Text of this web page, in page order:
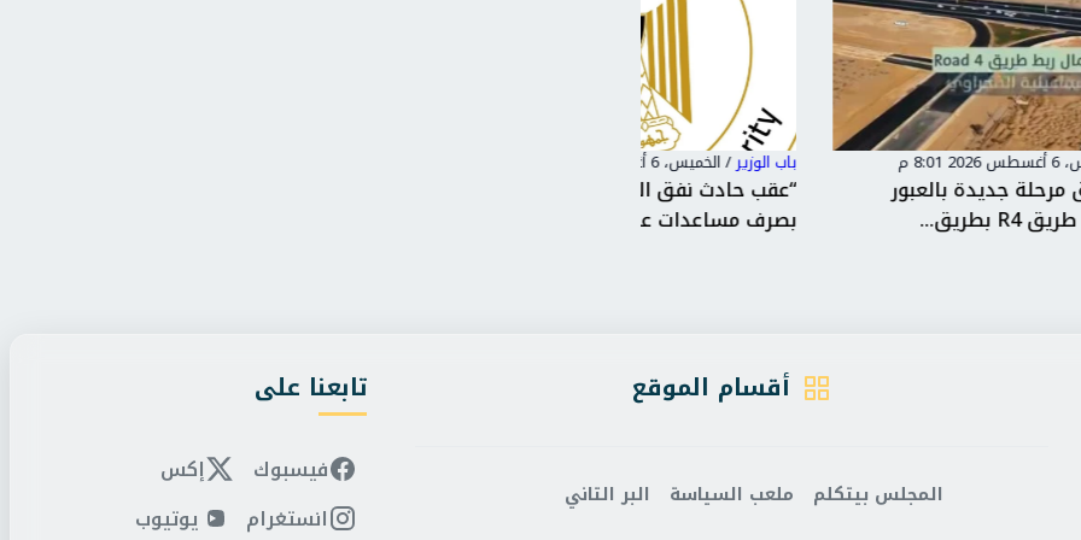
باب الوزير /الخميس، 6 أغسطس 2026 6:44 م
“عقب حادث نفق الودي.. مايا مرسي توجه
بصرف مساعدات عاجلة لأسر...
أقسام الموقع
المجلس بيتكلم
ملعب السياسة
البر التاني
تابعنا على
فيسبوك
إكس
انستغرام
يوتيوب